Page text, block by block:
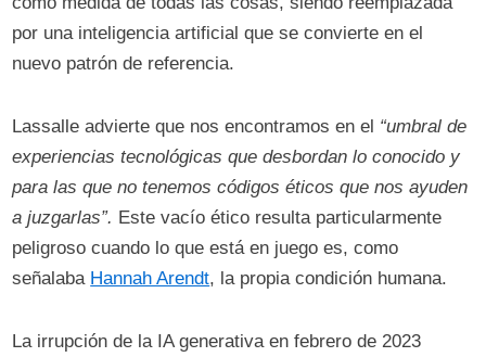
por una inteligencia artificial que se convierte en el
nuevo patrón de referencia.
Lassalle advierte que nos encontramos en el “umbral de
experiencias tecnológicas que desbordan lo conocido y
para las que no tenemos códigos éticos que nos ayuden
a juzgarlas”. Este vacío ético resulta particularmente
peligroso cuando lo que está en juego es, como
señalaba Hannah Arendt, la propia condición humana.
La irrupción de la IA generativa en febrero de 2023